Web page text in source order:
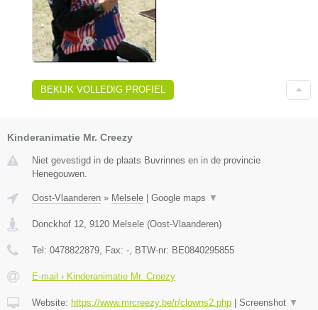
BEKIJK VOLLEDIG PROFIEL
Kinderanimatie Mr. Creezy
Niet gevestigd in de plaats Buvrinnes en in de provincie
Henegouwen.
Oost-Vlaanderen » Melsele Google maps ▼
Donckhof 12, 9120 Melsele (Oost-Vlaanderen)
Tel: 0478822879, Fax: -, BTW-nr: BE0840295855
E-mail › Kinderanimatie Mr. Creezy
Website: https://www.mrcreezy.be/r/clowns2.php Screenshot ▼